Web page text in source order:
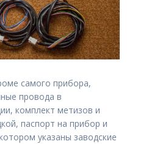
самого прибора,
провода в
комплект метизов и
паспорт на прибор и
указаны заводские